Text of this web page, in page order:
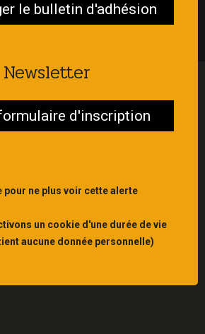
Est
le bulletin d'adhésion
Newsletter
d'inscription
pour ne plus voir cette alerte
un cookie d'une durée de vie
aucune donnée personnelle)